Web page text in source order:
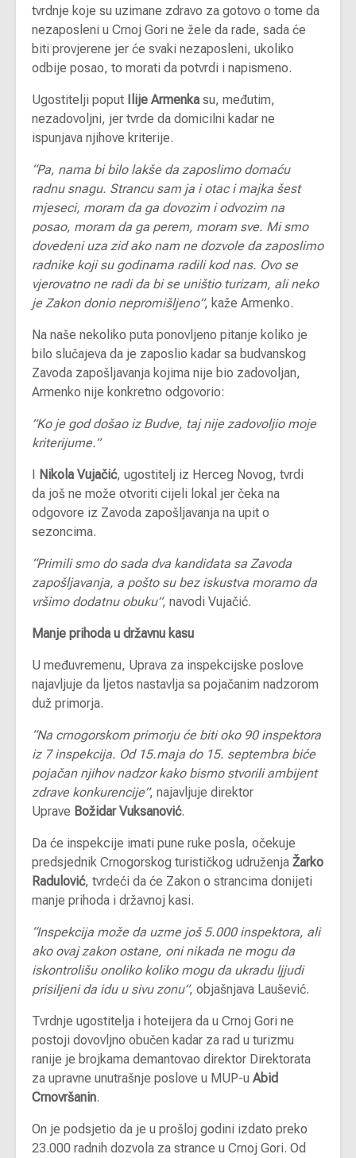
tvrdnje koje su uzimane zdravo za gotovo o tome da
nezaposleni u Crnoj Gori ne žele da rade, sada će
biti provjerene jer će svaki nezaposleni, ukoliko
odbije posao, to morati da potvrdi i napismeno.
Ugostitelji poput Ilije Armenka su, međutim,
nezadovoljni, jer tvrde da domicilni kadar ne
ispunjava njihove kriterije.
“Pa, nama bi bilo lakše da zaposlimo domaću
radnu snagu. Strancu sam ja i otac i majka šest
mjeseci, moram da ga dovozim i odvozim na
posao, moram da ga perem, moram sve. Mi smo
dovedeni uza zid ako nam ne dozvole da zaposlimo
radnike koji su godinama radili kod nas. Ovo se
vjerovatno ne radi da bi se uništio turizam, ali neko
je Zakon donio nepromišljeno”, kaže Armenko.
Na naše nekoliko puta ponovljeno pitanje koliko je
bilo slučajeva da je zaposlio kadar sa budvanskog
Zavoda zapošljavanja kojima nije bio zadovoljan,
Armenko nije konkretno odgovorio:
”Ko je god došao iz Budve, taj nije zadovoljio moje
kriterijume.”
I Nikola Vujačić, ugostitelj iz Herceg Novog, tvrdi
da još ne može otvoriti cijeli lokal jer čeka na
odgovore iz Zavoda zapošljavanja na upit o
sezoncima.
“Primili smo do sada dva kandidata sa Zavoda
zapošljavanja, a pošto su bez iskustva moramo da
vršimo dodatnu obuku”, navodi Vujačić.
Manje prihoda u državnu kasu
U međuvremenu, Uprava za inspekcijske poslove
najavljuje da ljetos nastavlja sa pojačanim nadzorom
duž primorja.
“Na crnogorskom primorju će biti oko 90 inspektora
iz 7 inspekcija. Od 15.maja do 15. septembra biće
pojačan njihov nadzor kako bismo stvorili ambijent
zdrave konkurencije”, najavljuje direktor
Uprave Božidar Vuksanović.
Da će inspekcije imati pune ruke posla, očekuje
predsjednik Crnogorskog turističkog udruženja Žarko
Radulović, tvrdeći da će Zakon o strancima donijeti
manje prihoda i državnoj kasi.
“Inspekcija može da uzme još 5.000 inspektora, ali
ako ovaj zakon ostane, oni nikada ne mogu da
iskontrolišu onoliko koliko mogu da ukradu ljjudi
prisiljeni da idu u sivu zonu”, objašnjava Laušević.
Tvrdnje ugostitelja i hoteijera da u Crnoj Gori ne
postoji dovovljno obučen kadar za rad u turizmu
ranije je brojkama demantovao direktor Direktorata
za upravne unutrašnje poslove u MUP-u Abid
Crnovršanin.
On je podsjetio da je u prošloj godini izdato preko
23.000 radnih dozvola za strance u Crnoj Gori. Od